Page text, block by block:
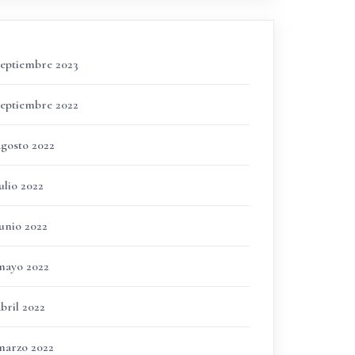
2023
2022
2022
2022
2022
2022
2022
2022